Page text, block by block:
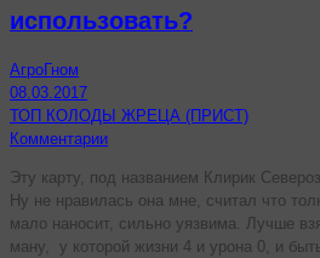
использовать?
АгроГном
08.03.2017
ТОП КОЛОДЫ ЖРЕЦА (ПРИСТ)
Комментарии
Эту карту, под названием Клирик
Ну не нравилась она мне, считал что
мало наносит, сильно уязвима. Лучше
ману, у которой жизни 4 и урона 0, и